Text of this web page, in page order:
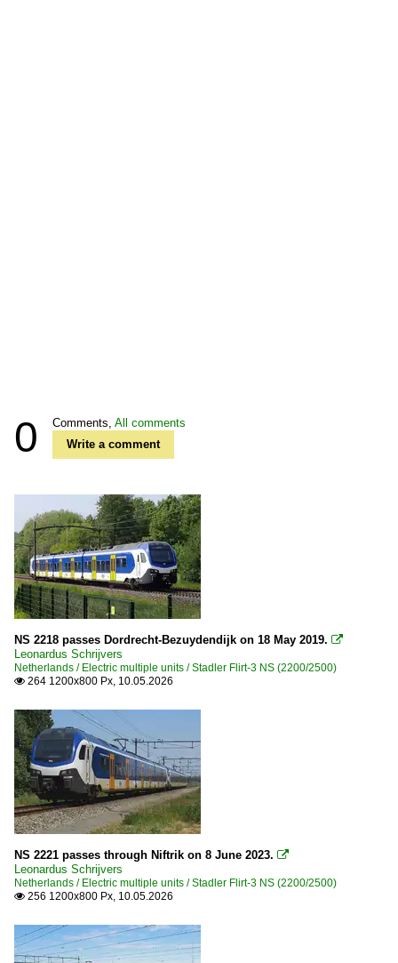
0 Comments, All comments
Write a comment
NS 2218 passes Dordrecht-Bezuydendijk on 18 May 2019. 
Leonardus Schrijvers
Netherlands / Electric multiple units / Stadler Flirt-3 NS (2200/2500)
 264 1200x800 Px, 10.05.2026
NS 2221 passes through Niftrik on 8 June 2023. 
Leonardus Schrijvers
Netherlands / Electric multiple units / Stadler Flirt-3 NS (2200/2500)
 256 1200x800 Px, 10.05.2026